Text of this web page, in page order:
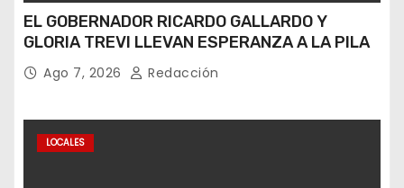
EL GOBERNADOR RICARDO GALLARDO Y
GLORIA TREVI LLEVAN ESPERANZA A LA PILA
Ago 7, 2026 Redacción
LOCALES